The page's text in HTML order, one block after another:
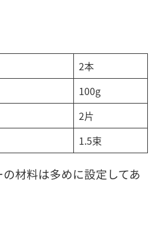
2本
100g
2片
1.5束
材料は多めに設定してあ